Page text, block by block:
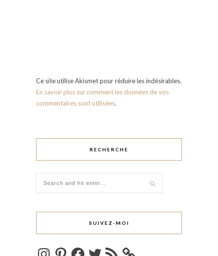
Ce site utilise Akismet pour réduire les indésirables.
En savoir plus sur comment les données de vos
commentaires sont utilisées.
RECHERCHE
SUIVEZ-MOI
InstagramPinterestFacebookTwitterFlux